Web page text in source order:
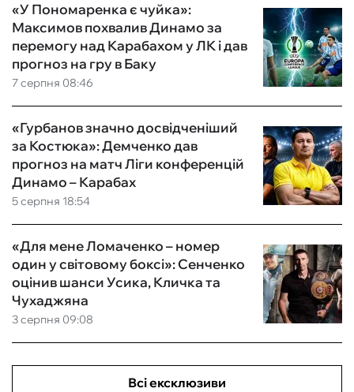
7 серпня 08:46
«У Пономаренка є чуйка»:
Максимов похвалив Динамо за
перемогу над Карабахом у ЛК і дав
прогноз на гру в Баку
5 серпня 18:54
«Гурбанов значно досвідченіший
за Костюка»: Демченко дав
прогноз на матч Ліги конференцій
Динамо – Карабах
3 серпня 09:08
«Для мене Ломаченко – номер
один у світовому боксі»: Сенченко
оцінив шанси Усика, Кличка та
Чухаджяна
Всі ексклюзиви